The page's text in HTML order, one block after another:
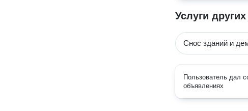
Услуги
Снос зданий и
Пользователь дал
объявлениях